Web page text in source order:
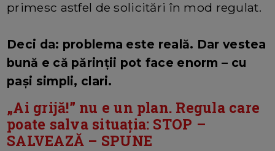
primesc astfel de solicitări în mod regulat.
Deci da: problema este reală. Dar vestea
bună e că părinții pot face enorm – cu
pași simpli, clari.
„Ai grijă!” nu e un plan. Regula care
poate salva situația: STOP –
SALVEAZĂ – SPUNE